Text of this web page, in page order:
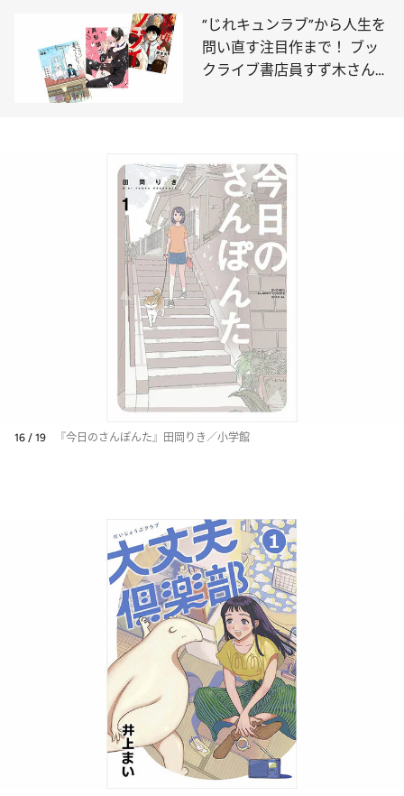
“じれキュンラブ”から人生を
問い直す注目作まで！ ブッ
クライブ書店員すず木さんの
16 / 19 『今日のさんぽんた』田岡りき／小学館